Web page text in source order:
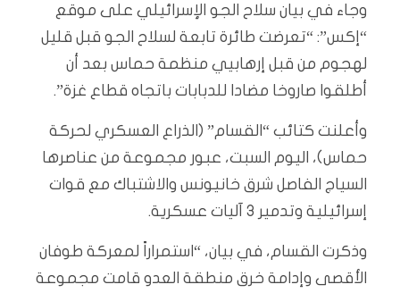
وجاء في بيان سلاح الجو الإسرائيلي على موقع
“إكس”: “تعرضت طائرة تابعة لسلاح الجو قبل قليل
لهجوم من قبل إرهابيي منظمة حماس بعد أن
أطلقوا صاروخا مضادا للدبابات باتجاه قطاع غزة”.
وأعلنت كتائب “القسام” (الذراع العسكري لحركة
حماس)، اليوم السبت، عبور مجموعة من عناصرها
السياج الفاصل شرق خانيونس والاشتباك مع قوات
إسرائيلية وتدمير 3 آليات عسكرية.
وذكرت القسام، في بيان، “استمراراً لمعركة طوفان
الأقصى وإدامة خرق منطقة العدو قامت مجموعة